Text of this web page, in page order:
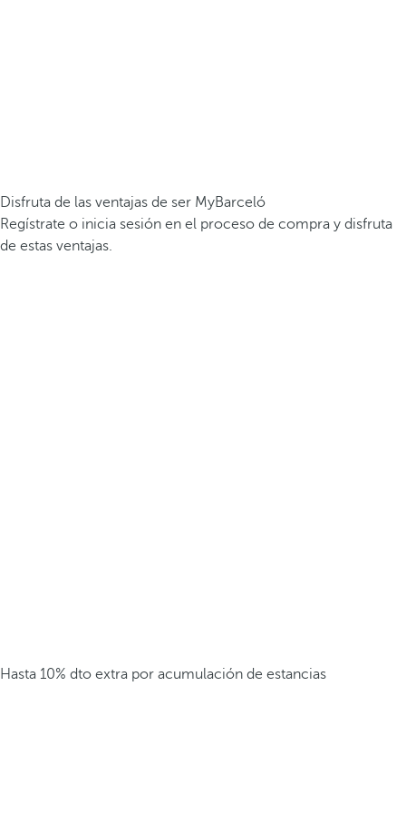
Disfruta de las ventajas de ser MyBarceló
Regístrate o inicia sesión en el proceso de compra y disfruta
de estas ventajas.
Hasta 10% dto extra por acumulación de estancias